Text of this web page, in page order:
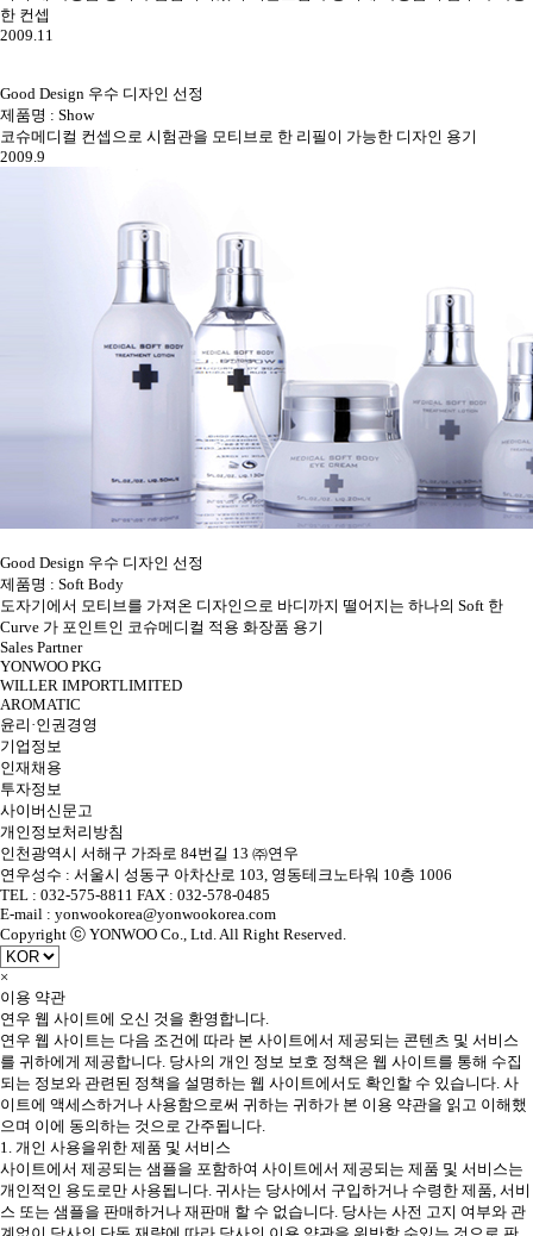
한 컨셉
2009.11
Good Design 우수 디자인 선정
제품명 : Show
코슈메디컬 컨셉으로 시험관을 모티브로 한 리필이 가능한 디자인 용기
2009.9
Good Design 우수 디자인 선정
제품명 : Soft Body
도자기에서 모티브를 가져온 디자인으로 바디까지 떨어지는 하나의 Soft 한
Curve 가 포인트인 코슈메디컬 적용 화장품 용기
Sales Partner
YONWOO PKG
WILLER IMPORTLIMITED
AROMATIC
윤리·인권경영
기업정보
인재채용
투자정보
사이버신문고
개인정보처리방침
인천광역시 서해구 가좌로 84번길 13 ㈜연우
연우성수 : 서울시 성동구 아차산로 103, 영동테크노타워 10층 1006
TEL : 032-575-8811 FAX : 032-578-0485
E-mail : yonwookorea@yonwookorea.com
Copyright ⓒ YONWOO Co., Ltd. All Right Reserved.
×
이용 약관
연우 웹 사이트에 오신 것을 환영합니다.
연우 웹 사이트는 다음 조건에 따라 본 사이트에서 제공되는 콘텐츠 및 서비스
를 귀하에게 제공합니다. 당사의 개인 정보 보호 정책은 웹 사이트를 통해 수집
되는 정보와 관련된 정책을 설명하는 웹 사이트에서도 확인할 수 있습니다. 사
이트에 액세스하거나 사용함으로써 귀하는 귀하가 본 이용 약관을 읽고 이해했
으며 이에 동의하는 것으로 간주됩니다.
1. 개인 사용을위한 제품 및 서비스
사이트에서 제공되는 샘플을 포함하여 사이트에서 제공되는 제품 및 서비스는
개인적인 용도로만 사용됩니다. 귀사는 당사에서 구입하거나 수령한 제품, 서비
스 또는 샘플을 판매하거나 재판매 할 수 없습니다. 당사는 사전 고지 여부와 관